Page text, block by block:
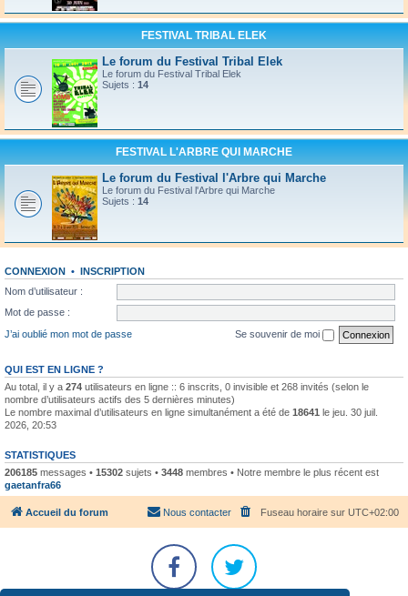
FESTIVAL TRIBAL ELEK
Le forum du Festival Tribal Elek
Le forum du Festival Tribal Elek
Sujets : 14
FESTIVAL L'ARBRE QUI MARCHE
Le forum du Festival l'Arbre qui Marche
Le forum du Festival l'Arbre qui Marche
Sujets : 14
CONNEXION • INSCRIPTION
Nom d’utilisateur :
Mot de passe :
J’ai oublié mon mot de passe
Se souvenir de moi
QUI EST EN LIGNE ?
Au total, il y a 274 utilisateurs en ligne :: 6 inscrits, 0 invisible et 268 invités (selon le
nombre d’utilisateurs actifs des 5 dernières minutes)
Le nombre maximal d’utilisateurs en ligne simultanément a été de 18641 le jeu. 30 juil.
2026, 20:53
STATISTIQUES
206185 messages • 15302 sujets • 3448 membres • Notre membre le plus récent est
gaetanfra66
Accueil du forum Fuseau horaire sur UTC+02:00
Nous contacter